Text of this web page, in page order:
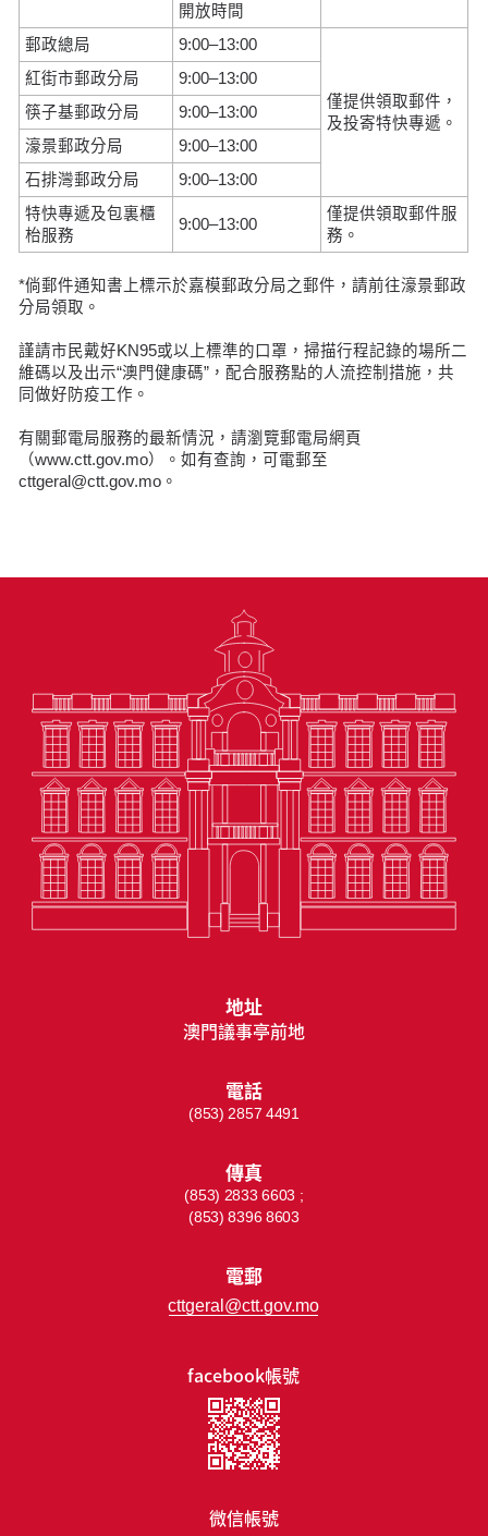
開放時間
郵政總局
9:00–13:00
僅提供領取郵件，
及投寄特快專遞。
紅街市郵政分局
9:00–13:00
筷子基郵政分局
9:00–13:00
濠景郵政分局
9:00–13:00
石排灣郵政分局
9:00–13:00
特快專遞及包裏櫃
枱服務
9:00–13:00
僅提供領取郵件服
務。
*倘郵件通知書上標示於嘉模郵政分局之郵件，請前往濠景郵政
分局領取。
謹請市民戴好KN95或以上標準的口罩，掃描行程記錄的場所二
維碼以及出示“澳門健康碼”，配合服務點的人流控制措施，共
同做好防疫工作。
有關郵電局服務的最新情況，請瀏覽郵電局網頁
（www.ctt.gov.mo）。如有查詢，可電郵至
cttgeral@ctt.gov.mo。
facebook帳號
微信帳號
地址
澳門議事亭前地
電話
(853) 2857 4491
傳真
(853) 2833 6603 ;
(853) 8396 8603
電郵
cttgeral@ctt.gov.mo